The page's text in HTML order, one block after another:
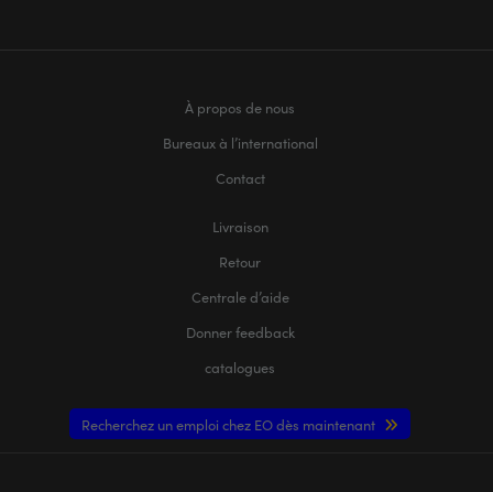
À propos de nous
Bureaux à l’international
Contact
Livraison
Retour
Centrale d’aide
Donner feedback
catalogues
Recherchez un emploi chez EO dès maintenant